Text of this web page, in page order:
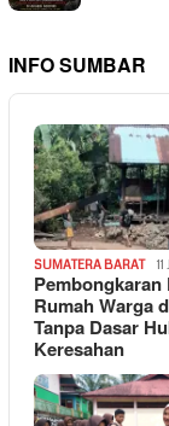
INFO SUMBAR
SUMATERA BARAT
Pembongkaran
Rumah Warga
Tanpa Dasar
Keresahan